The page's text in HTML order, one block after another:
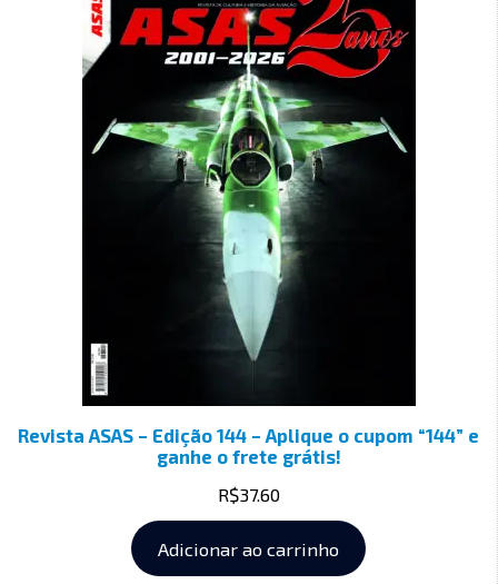
Revista ASAS – Edição 144 – Aplique o cupom “144” e
ganhe o frete grátis!
R$37.60
Adicionar ao carrinho